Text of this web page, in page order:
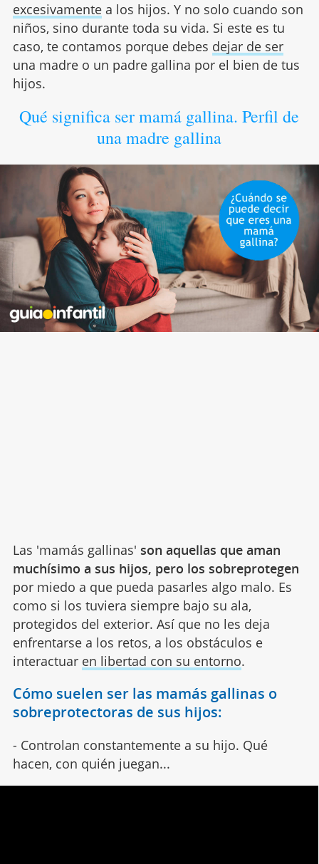
excesivamentea los hijos. Y no solo cuando son
niños, sino durante toda su vida. Si este es tu
caso, te contamos porque debes dejar de ser
una madre o un padre gallina por el bien de tus
hijos.
Qué significa ser mamá gallina. Perfil de
una madre gallina
Las 'mamás gallinas' son aquellas que aman
muchísimo a sus hijos, pero los sobreprotegen
por miedo a que pueda pasarles algo malo. Es
como si los tuviera siempre bajo su ala,
protegidos del exterior. Así que no les deja
enfrentarse a los retos, a los obstáculos e
interactuar en libertad con su entorno.
Cómo suelen ser las mamás gallinas o
sobreprotectoras de sus hijos:
- Controlan constantemente a su hijo. Qué
hacen, con quién juegan...